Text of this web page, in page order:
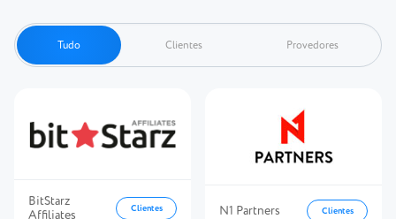
Tudo Clientes Provedores
BitStarz
Affiliates
Clientes N1 Partners Clientes